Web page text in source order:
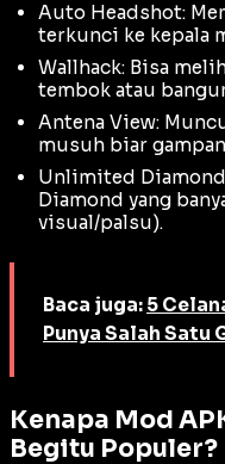
Auto Headshot:
terkunci ke kepala
Wallhack: Bisa
tembok atau
Antena View:
musuh biar
Unlimited
Diamond yang
visual/palsu).
Baca juga: 5
Punya Salah Satu
Kenapa Mod
Begitu Populer?